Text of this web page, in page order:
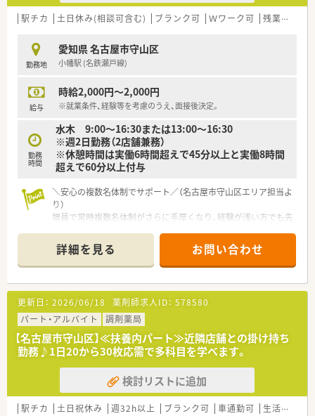
駅チカ 土日休み(相談可含む) ブランク可 Ｗワーク可 残業なし(ほぼなし含む)
勤務地
愛知県 名古屋市守山区
小幡駅 (名鉄瀬戸線)
給与
時給2,000円～2,000円
※就業条件、経験等を考慮のうえ、面接後決定。
勤務
時間
水木 9:00～16:30または13:00～16:30
※週2日勤務（2店舗兼務）
※休憩時間は実働6時間超えで45分以上と実働8時間
超えで60分以上付与
＼安心の複数名体制でサポート／（名古屋市守山区エリア担当よ
り）
増員で常時複数名体制がさらに手厚くなり、経験が浅い方でも先
【店舗情報と応需状況について】
■名鉄瀬戸線の小幡駅から徒歩3分という大変アクセスの良い立
地にあり、駅直結で雨の日も通勤が快適です。
■皮膚科や整形外科をはじめとする多岐にわたる診療科目の処
方箋を、1日平均20から30枚ほど応需しています。
■近隣の様々なクリニックから処方箋を受け付けており、居宅向
けの在宅業務にも積極的に取り組んでおります。
【法人特徴について】
■愛知県名古屋市を中心に調剤薬局を8店舗展開しており、各店
舗ともに駅から近くアクセスが良好な法人です。
■各店舗間の距離が近いため応援やヘルプ体制が整っており、有
事の際にもお休みが取得しやすい環境です。
詳細を見る お問い合わせ
更新日： 2026/06/18 薬剤師求人ID： 578580
パート・アルバイト
調剤薬局
【名古屋市守山区】≪扶養内パート≫近隣店舗との掛け持ち
勤務♪1日20から30枚応需で多科目を学べます。
検討リストに追加
駅チカ 土日祝休み 週32h以上 ブランク可 車通勤可 生活環境充実